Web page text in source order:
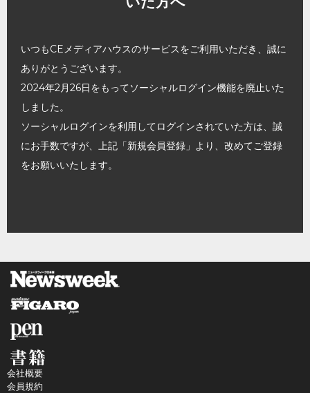
いつもCEメディアハウスのサービスをご利用いただき、誠に
ありがとうございます。
2024年2月26日をもってソーシャルログイン機能を廃止いた
しました。
ソーシャルログインを利用してログインされていた方は、誠
にお手数ですが、上記「新規会員登録」より、改めてご登録
をお願いいたします。
会社概要
会員規約